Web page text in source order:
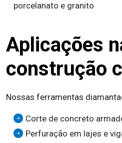
porcelanato e granito
Aplicações
construção
Nossas ferramentas
Corte de concreto
Perfuração em lajes e